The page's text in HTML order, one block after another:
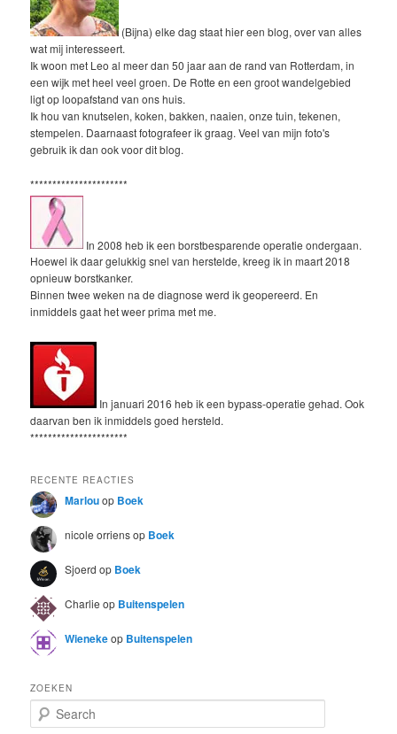
(Bijna) elke dag staat hier een blog, over van alles
wat mij interesseert.
Ik woon met Leo al meer dan 50 jaar aan de rand van Rotterdam, in
een wijk met heel veel groen. De Rotte en een groot wandelgebied
ligt op loopafstand van ons huis.
Ik hou van knutselen, koken, bakken, naaien, onze tuin, tekenen,
stempelen. Daarnaast fotografeer ik graag. Veel van mijn foto's
gebruik ik dan ook voor dit blog.
**********************
In 2008 heb ik een borstbesparende operatie ondergaan.
Hoewel ik daar gelukkig snel van herstelde, kreeg ik in maart 2018
opnieuw borstkanker.
Binnen twee weken na de diagnose werd ik geopereerd. En
inmiddels gaat het weer prima met me.
In januari 2016 heb ik een bypass-operatie gehad. Ook
daarvan ben ik inmiddels goed hersteld.
**********************
RECENTE REACTIES
Marlouop Boek
nicole orriensop Boek
Sjoerd op Boek
Charlie op Buitenspelen
Wienekeop Buitenspelen
ZOEKEN
e